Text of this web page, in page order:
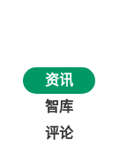
资讯
智库
评论